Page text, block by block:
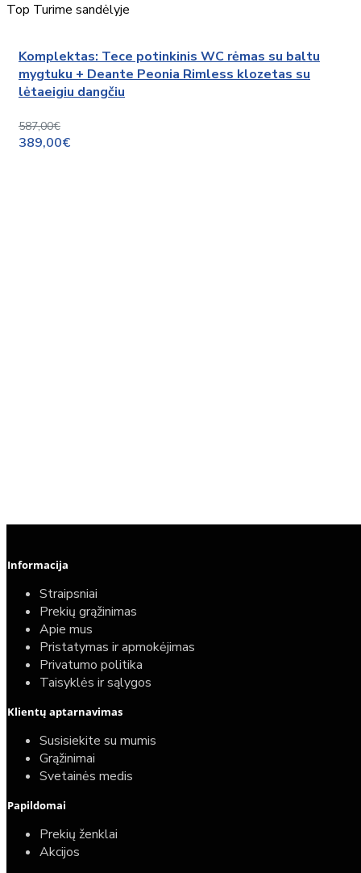
Top Turime sandėlyje
Komplektas: Tece potinkinis WC rėmas su baltu
mygtuku + Deante Peonia Rimless klozetas su
lėtaeigiu dangčiu
587,00€
389,00€
Informacija
Straipsniai
Prekių grąžinimas
Apie mus
Pristatymas ir apmokėjimas
Privatumo politika
Taisyklės ir sąlygos
Klientų aptarnavimas
Susisiekite su mumis
Grąžinimai
Svetainės medis
Papildomai
Prekių ženklai
Akcijos